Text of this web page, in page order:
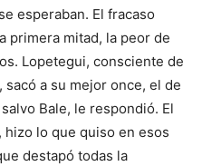
esperaban. El fracaso
primera mitad, la peor de
Lopetegui, consciente de
a su mejor once, el de
Bale, le respondió. El
lo que quiso en esos
destapó todas la